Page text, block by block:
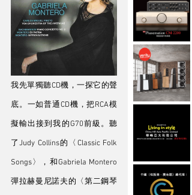
我先單獨聽CD機，一探它的聲
底。一如普通CD機，把RCA模
擬輸出接到我的G70前級。聽
了Judy Collins的〈Classic Folk
Songs〉，和Gabriela Montero
彈拉赫曼尼諾夫的〈第二鋼琴